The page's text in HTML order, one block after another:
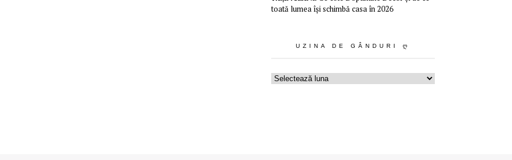
toată lumea își schimbă casa în 2026
UZINA DE GÂNDURI Ღ
Uzina